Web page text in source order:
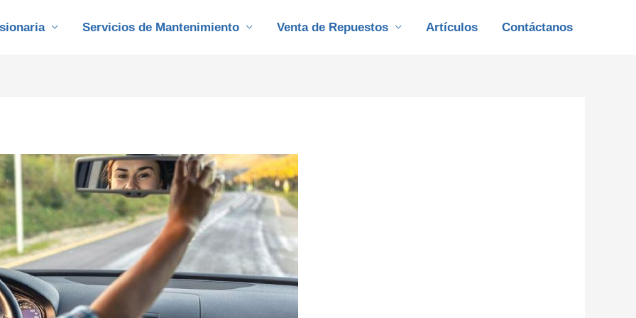
Servicios de Mantenimiento Venta de Repuestos Artículos Contáctanos